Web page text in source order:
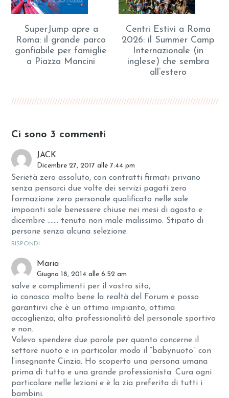
SuperJump apre a
Roma: il grande parco
gonfiabile per famiglie
a Piazza Mancini
Centri Estivi a Roma
2026: il Summer Camp
Internazionale (in
inglese) che sembra
all’estero
Ci sono 3 commenti
JACK
Dicembre 27, 2017 alle 7:44 pm
Serietà zero assoluto, con contratti firmati privano
senza pensarci due volte dei servizi pagati zero
formazione zero personale qualificato nelle sale
impoanti sale benessere chiuse nei mesi di agosto e
dicembre ……. tenuto non male malissimo. Stipato di
persone senza alcuna selezione.
RISPONDI
Maria
Giugno 18, 2014 alle 6:52 am
salve e complimenti per il vostro sito,
io conosco molto bene la realtà del Forum e posso
garantirvi che è un ottimo impianto, ottima
accoglienza, alta professionalità del personale sportivo
e non.
Volevo spendere due parole per quanto concerne il
settore nuoto e in particolar modo il “babynuoto” con
l’insegnante Cinzia. Ho scoperto una persona umana
prima di tutto e una grande professionista. Cura ogni
particolare nelle lezioni e è la zia preferita di tutti i
bambini.